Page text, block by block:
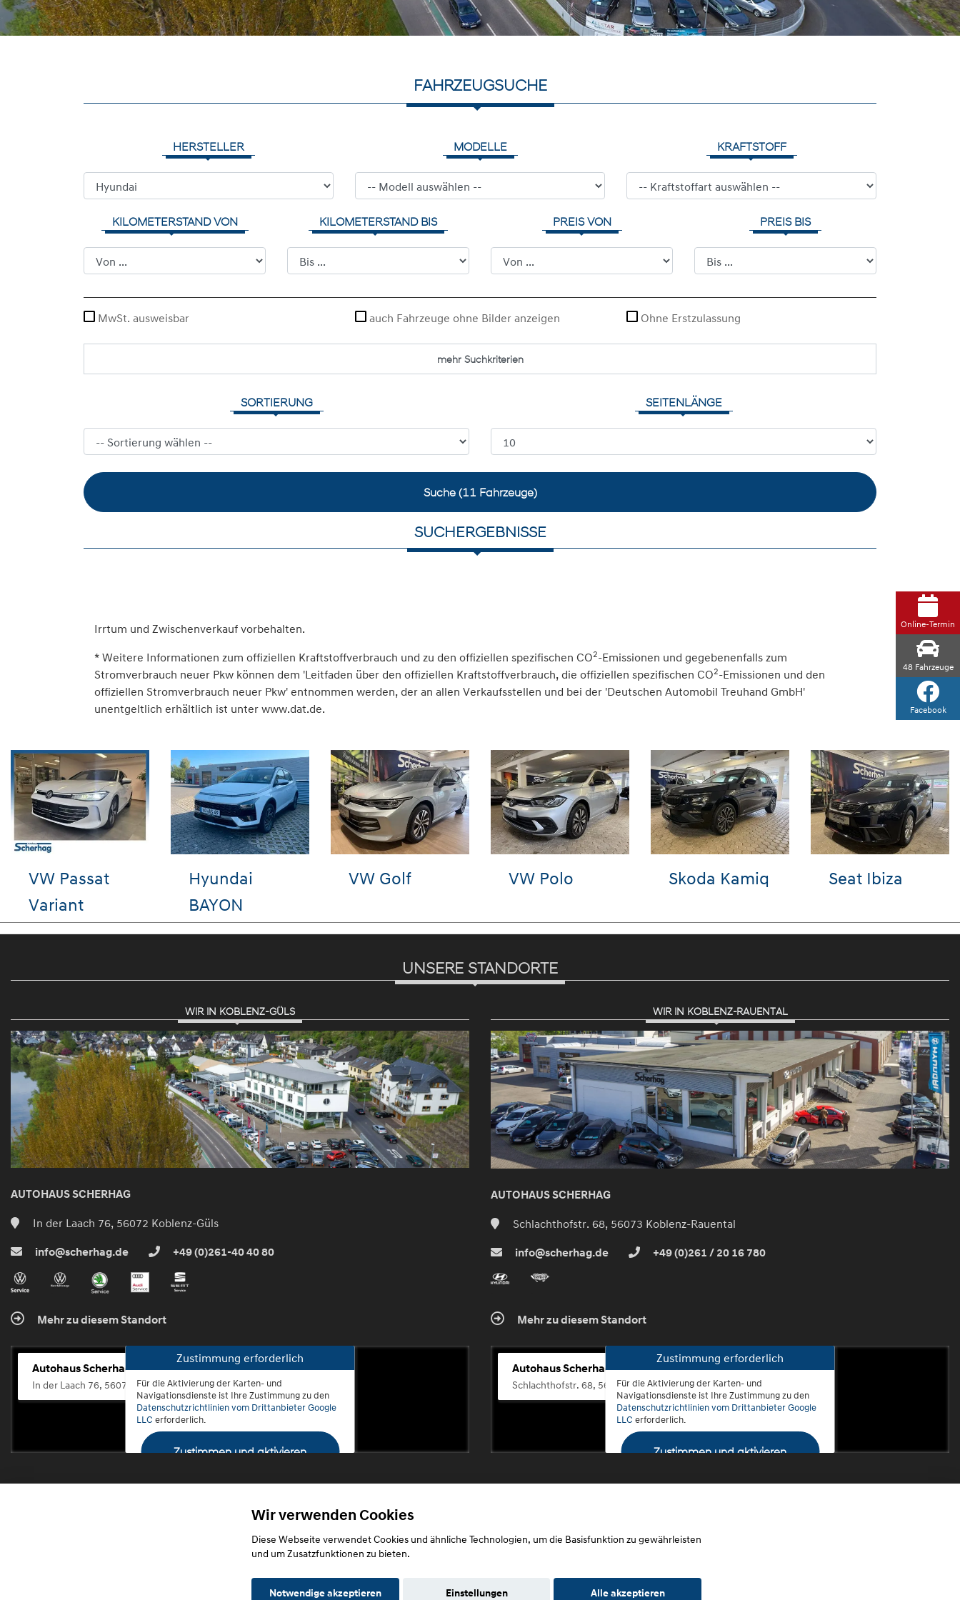
FAHRZEUGSUCHE
HERSTELLER MODELLE KRAFTSTOFF
KILOMETERSTAND VON KILOMETERSTAND BIS PREIS VON PREIS BIS
MwSt. ausweisbar auch Fahrzeuge ohne Bilder anzeigen Ohne Erstzulassung
mehr Suchkriterien
SORTIERUNG SEITENLÄNGE
Suche (11 Fahrzeuge)
SUCHERGEBNISSE
Irrtum und Zwischenverkauf vorbehalten.
* Weitere Informationen zum offiziellen Kraftstoffverbrauch und zu den offiziellen spezifischen CO2-Emissionen und gegebenenfalls zum
Stromverbrauch neuer Pkw können dem 'Leitfaden über den offiziellen Kraftstoffverbrauch, die offiziellen spezifischen CO2-Emissionen und den
offiziellen Stromverbrauch neuer Pkw' entnommen werden, der an allen Verkaufsstellen und bei der 'Deutschen Automobil Treuhand GmbH'
unentgeltlich erhältlich ist unter www.dat.de.
VW Polo
VW Passat
Variant
Hyundai i10 VW T-Roc Audi A6 VW Golf
UNSERE STANDORTE
WIR IN KOBLENZ-GÜLS
AUTOHAUS SCHERHAG
In der Laach 76, 56072 Koblenz-Güls
info@scherhag.de +49 (0)261-40 40 80
Mehr zu diesem Standort
Autohaus Scherhag
In der Laach 76, 56072 Koblenz-Güls
Zustimmung erforderlich
Für die Aktivierung der Karten- und
Navigationsdienste ist Ihre Zustimmung zu den
Datenschutzrichtlinien vom Drittanbieter Google
LLC erforderlich.
Zustimmen und aktivieren
WIR IN KOBLENZ-RAUENTAL
AUTOHAUS SCHERHAG
Schlachthofstr. 68, 56073 Koblenz-Rauental
info@scherhag.de +49 (0)261 / 20 16 780
Mehr zu diesem Standort
Autohaus Scherhag
Schlachthofstr. 68, 56073 Koblenz-Rauental
Zustimmung erforderlich
Für die Aktivierung der Karten- und
Navigationsdienste ist Ihre Zustimmung zu den
Datenschutzrichtlinien vom Drittanbieter Google
LLC erforderlich.
Zustimmen und aktivieren
Online-Termin
48Fahrzeuge
Facebook
Wir verwenden Cookies
Diese Webseite verwendet Cookies und ähnliche Technologien, um die Basisfunktion zu gewährleisten
und um Zusatzfunktionen zu bieten.
Notwendige akzeptieren Einstellungen Alle akzeptieren